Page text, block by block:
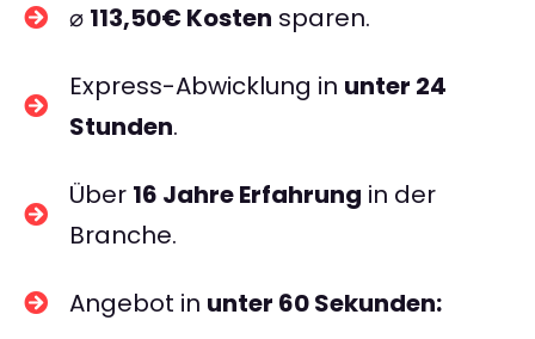
⌀ 113,50€ Kosten sparen.
Express-Abwicklung in unter 24
Stunden.
Über 16 Jahre Erfahrung in der
Branche.
Angebot in unter 60 Sekunden: